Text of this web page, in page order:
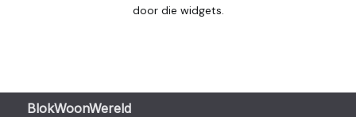
door die widgets.
BlokWoonWereld